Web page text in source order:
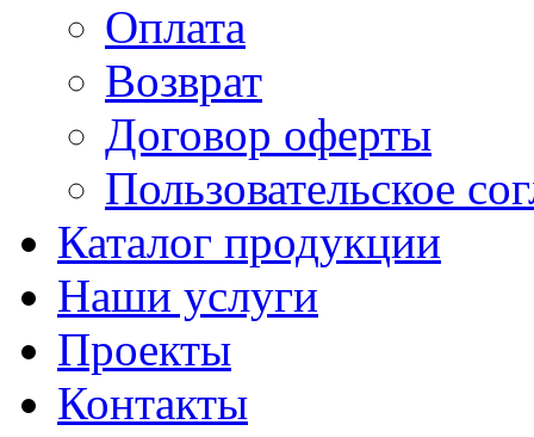
Оплата
Возврат
Договор оферты
Пользовательское
Каталог продукции
Наши услуги
Проекты
Контакты